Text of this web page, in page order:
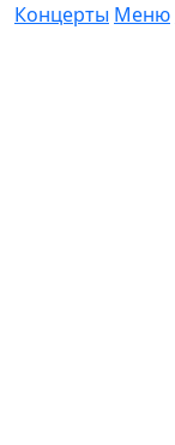
Концерты Меню